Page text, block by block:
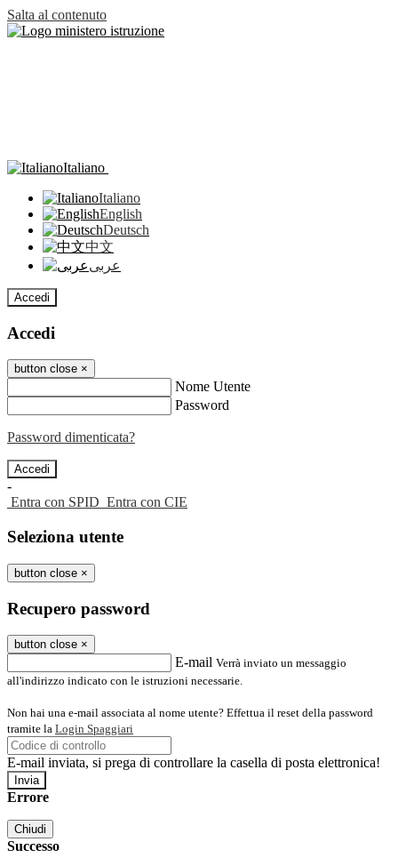
Salta al contenuto
Italiano
Italiano
English
Deutsch
中文
عربى
Accedi
Accedi
button close ×
Nome Utente
Password
Password dimenticata?
-
Entra con SPID Entra con CIE
Seleziona utente
button close ×
Recupero password
button close ×
E-mail Verrà inviato un messaggio
all'indirizzo indicato con le istruzioni necessarie.
Non hai una e-mail associata al nome utente? Effettua il reset della password
tramite la Login Spaggiari
E-mail inviata, si prega di controllare la casella di posta elettronica!
Errore
Chiudi
Successo